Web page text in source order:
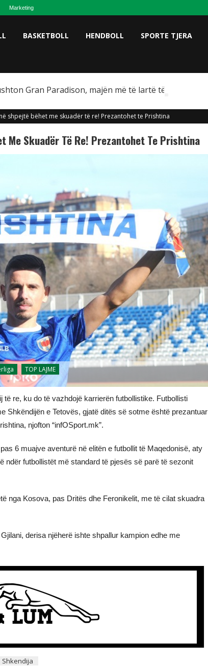
Marketing
BASKETBOLL HENDBOLL SPORTE TJERA
Gran Paradison, majën më të lartë të Italisë
shpejtë bëhet me skuadër të re! Prezantohet te Prishtina
Me Skuadër Të Re! Prezantohet Te Prishtina
TOP LAJME
re, ku do të vazhdojë karrierën futbollistike. Futbollisti
Shkëndijën e Tetovës, gjatë ditës së sotme është prezantuar
njofton “infOSport.mk”.
6 muajve aventurë në elitën e futbollit të Maqedonisë, aty
ndër futbollistët më standard të pjesës së parë të sezonit
nga Kosova, pas Dritës dhe Feronikelit, me të cilat skuadra
derisa njëherë ishte shpallur kampion edhe me
Shkendija